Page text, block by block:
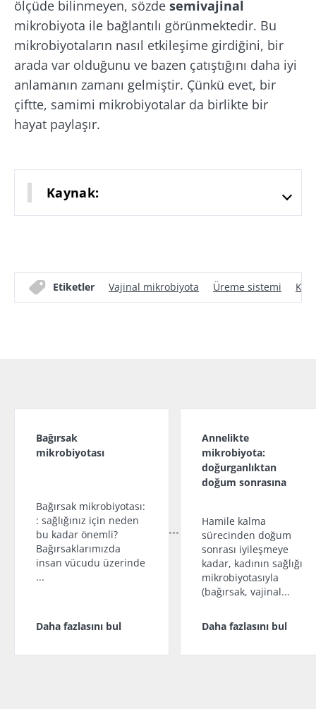
ölçüde bilinmeyen, sözde semivajinal
mikrobiyota ile bağlantılı görünmektedir. Bu
mikrobiyotaların nasıl etkileşime girdiğini, bir
arada var olduğunu ve bazen çatıştığını daha iyi
anlamanın zamanı gelmiştir. Çünkü evet, bir
çiftte, samimi mikrobiyotalar da birlikte bir
hayat paylaşır.
Kaynak:
Etiketler Vajinal mikrobiyota Üreme sistemi
Bağırsak
mikrobiyotası
Bağırsak mikrobiyotası:
: sağlığınız için neden
bu kadar önemli?
Bağırsaklarımızda
insan vücudu üzerinde
...
Daha fazlasını bul
Annelikte
mikrobiyota:
doğurganlıktan
doğum sonrasına
Hamile kalma
sürecinden doğum
sonrası iyileşmeye
kadar, kadının sağlığı
mikrobiyotasıyla
(bağırsak, vajinal...
Daha fazlasını bul
Cinsellik:
seminal-vajinal
mikrobiyotanın
gizli yaşamı
Makaleyi
okuyun
Depresyon:
gazlı
içecekler
bağırsak
florasını ve
ruh halini
bozduğunda
Makaleyi
okuyun
bağırsak-
nasıl bir
oynar?
Makaleyi